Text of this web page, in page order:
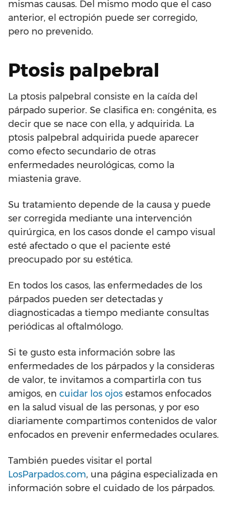
mismas causas. Del mismo modo que el caso
anterior, el ectropión puede ser corregido,
pero no prevenido.
Ptosis palpebral
La ptosis palpebral consiste en la caída del
párpado superior. Se clasifica en: congénita, es
decir que se nace con ella, y adquirida. La
ptosis palpebral adquirida puede aparecer
como efecto secundario de otras
enfermedades neurológicas, como la
miastenia grave.
Su tratamiento depende de la causa y puede
ser corregida mediante una intervención
quirúrgica, en los casos donde el campo visual
esté afectado o que el paciente esté
preocupado por su estética.
En todos los casos, las enfermedades de los
párpados pueden ser detectadas y
diagnosticadas a tiempo mediante consultas
periódicas al oftalmólogo.
Si te gusto esta información sobre las
enfermedades de los párpados y la consideras
de valor, te invitamos a compartirla con tus
amigos, en cuidar los ojos estamos enfocados
en la salud visual de las personas, y por eso
diariamente compartimos contenidos de valor
enfocados en prevenir enfermedades oculares.
También puedes visitar el portal
LosParpados.com, una página especializada en
información sobre el cuidado de los párpados.